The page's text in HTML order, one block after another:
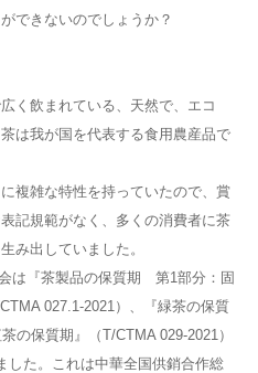
できないのでしょうか？
く飲まれている、天然で、エコ
は我が国を代表する食用農産品で
複雑な特性を持っていたので、賞
記規範がなく、多くの消費者に茶
み出していました。
は『茶製品の保質期 第1部分：固
027.1-2021）、『緑茶の保質
の保質期』（T/CTMA 029-2021）
した。これは中華全国供銷合作総